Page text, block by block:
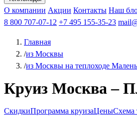
Афанасий Никитин Октябрьская
О компании Акции Контакты Наш
8 800 707-07-12 +7 495 155-35-23
Главная
/из Москвы
/из Москвы на теплоходе
Круиз Москва –
СкидкиПрограмма круизаЦеныСхема